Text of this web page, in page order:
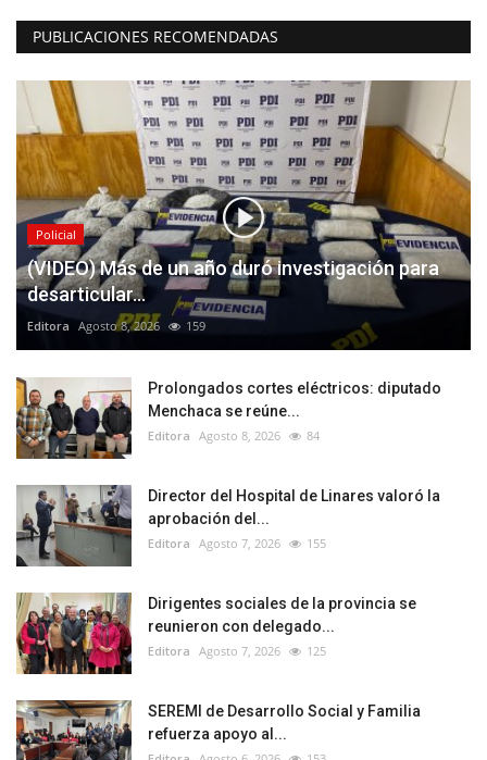
PUBLICACIONES RECOMENDADAS
Policial
(VIDEO) Más de un año duró investigación para
desarticular...
Editora Agosto 8, 2026 159
Prolongados cortes eléctricos: diputado
Menchaca se reúne...
Editora Agosto 8, 2026 84
Director del Hospital de Linares valoró la
aprobación del...
Editora Agosto 7, 2026 155
Dirigentes sociales de la provincia se
reunieron con delegado...
Editora Agosto 7, 2026 125
SEREMI de Desarrollo Social y Familia
refuerza apoyo al...